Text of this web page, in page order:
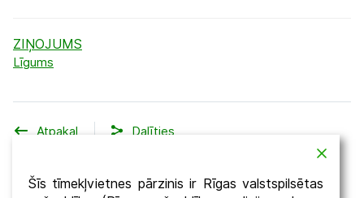
ZIŅOJUMS
Līgums
Atpakaļ Dalīties
Šīs tīmekļvietnes pārzinis ir Rīgas valstspilsētas